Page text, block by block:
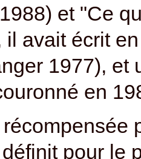
et "Ce
il avait écrit
1977), et
en
pour le